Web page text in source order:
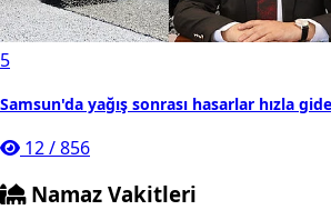
5
Samsun'da yağış sonrası hasarlar hızla
12/856
Namaz Vakitleri